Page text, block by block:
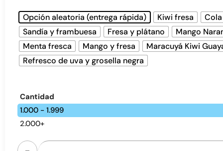
Opción aleatoria (entrega rápida) Kiwi fresa
Sandía y frambuesa
Fresa y plátano
Mango
Menta fresca
Mango y fresa
Maracuyá Kiwi
Refresco de uva y grosella negra
Cantidad
1.000 - 1.999
2.000+
POCO BL10000 Puffs Disposable Vape - Adjustable